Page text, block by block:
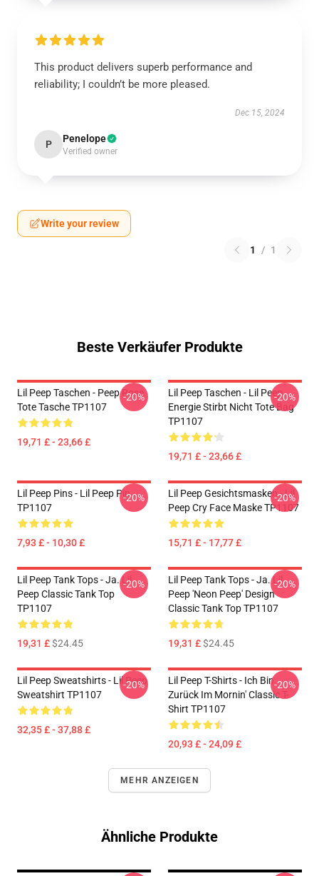
This product delivers superb performance and
reliability; I couldn’t be more pleased.
Dec 15, 2024
P Penelope
Verified owner
Write your review
1 / 1
Beste Verkäufer Produkte
Lil Peep Taschen - Peep Rose
Tote Tasche TP1107
19,71 £ - 23,66 £
-20%
Lil Peep Taschen - Lil Peep
Energie Stirbt Nicht Tote Bag
TP1107
19,71 £ - 23,66 £
-20%
Lil Peep Pins - Lil Peep Pin
TP1107
7,93 £ - 10,30 £
-20%
Lil Peep Gesichtsmasken - Lil
Peep Cry Face Maske TP1107
15,71 £ - 17,77 £
-20%
Lil Peep Tank Tops - Ja. Lil
Peep Classic Tank Top
TP1107
19,31 £$24.45
-20%
Lil Peep Tank Tops - Ja. Lil
Peep 'Neon Peep' Design
Classic Tank Top TP1107
19,31 £$24.45
-20%
Lil Peep Sweatshirts - Lil Peep
Sweatshirt TP1107
32,35 £ - 37,88 £
-20%
Lil Peep T-Shirts - Ich Bin
Zurück Im Mornin' Classic T-
Shirt TP1107
20,93 £ - 24,09 £
-20%
MEHR ANZEIGEN
Ähnliche Produkte